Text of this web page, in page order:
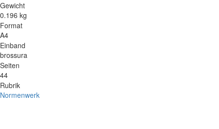
Gewicht
0.196 kg
Format
A4
Einband
brossura
Seiten
44
Rubrik
Normenwerk